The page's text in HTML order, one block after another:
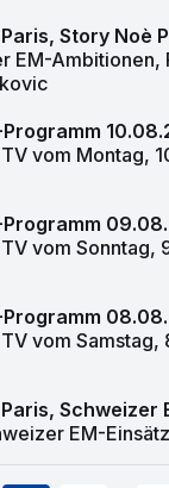
Paris, Story Noè
EM-Ambitionen,
vom Montag,
Programm
vom Sonntag,
Programm
vom Samstag,
Paris, Schweizer
EM-